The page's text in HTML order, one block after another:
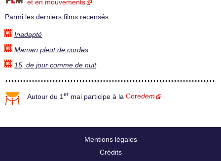
et en mouvements
Parmi les derniers films recensés :
Inadapté
Maman pleut de cordes
15, de jour comme de nuit
Autour du 1 er mai participe à la Coredem
Mentions légales
Crédits